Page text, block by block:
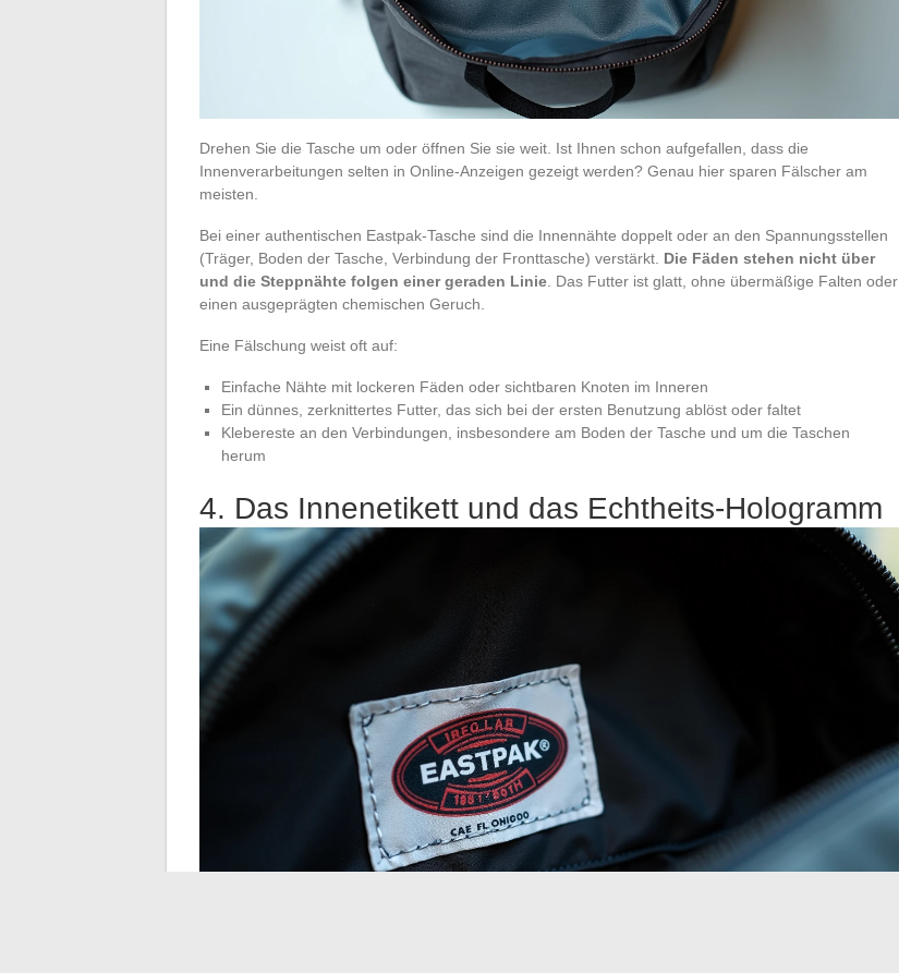
Drehen Sie die Tasche um oder öffnen Sie sie weit. Ist Ihnen schon aufgefallen, dass die
Innenverarbeitungen selten in Online-Anzeigen gezeigt werden? Genau hier sparen Fälscher am
meisten.
Bei einer authentischen Eastpak-Tasche sind die Innennähte doppelt oder an den Spannungsstellen
(Träger, Boden der Tasche, Verbindung der Fronttasche) verstärkt. Die Fäden stehen nicht über
und die Steppnähte folgen einer geraden Linie . Das Futter ist glatt, ohne übermäßige Falten oder
einen ausgeprägten chemischen Geruch.
Eine Fälschung weist oft auf:
Einfache Nähte mit lockeren Fäden oder sichtbaren Knoten im Inneren
Ein dünnes, zerknittertes Futter, das sich bei der ersten Benutzung ablöst oder faltet
Klebereste an den Verbindungen, insbesondere am Boden der Tasche und um die Taschen
herum
4. Das Innenetikett und das Echtheits-Hologramm